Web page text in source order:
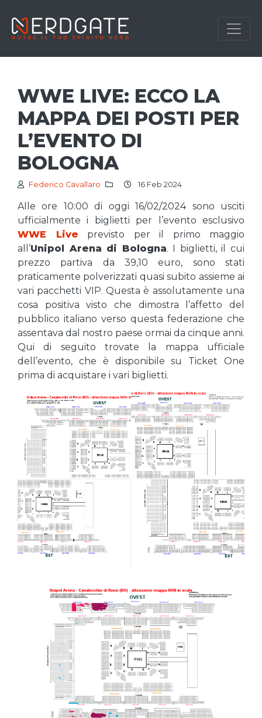
WWE LIVE: ECCO LA
MAPPA DEI POSTI PER
L’EVENTO DI
BOLOGNA
Federico Cavallaro 16 Feb 2024
Alle ore 10:00 di oggi 16/02/2024 sono usciti
ufficialmente i biglietti per l’evento esclusivo
WWE Live
previsto per il primo maggio
all’Unipol Arena di Bologna. I biglietti, il cui
prezzo partiva da 39,10 euro, sono stati
praticamente polverizzati quasi subito assieme ai
vari pacchetti VIP. Questa è assolutamente una
cosa positiva visto che dimostra l’affetto del
pubblico italiano verso questa federazione che
assentava dal nostro paese ormai da cinque anni.
Qui di seguito trovate la mappa ufficiale
dell’evento, che è disponibile su Ticket One
prima di acquistare i vari biglietti.